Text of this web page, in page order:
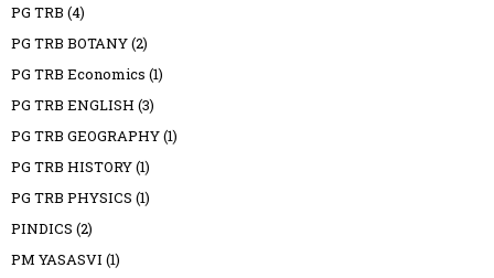
PG TRB (4)
PG TRB BOTANY(2)
PG TRB Economics (1)
PG TRB ENGLISH (3)
PG TRB GEOGRAPHY(1)
PG TRB HISTORY(1)
PG TRB PHYSICS (1)
PINDICS (2)
PM YASASVI (1)